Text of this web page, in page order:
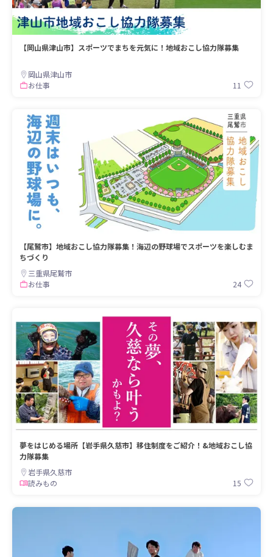
【岡山県津山市】スポーツでまちを元気に！地域おこし協力隊募集
岡山県津山市
お仕事
11
【尾鷲市】地域おこし協力隊募集！海辺の野球場でスポーツを楽しむま
ちづくり
三重県尾鷲市
お仕事
24
夢をはじめる場所【岩手県久慈市】移住制度をご紹介！&地域おこし協
力隊募集
岩手県久慈市
読みもの
15